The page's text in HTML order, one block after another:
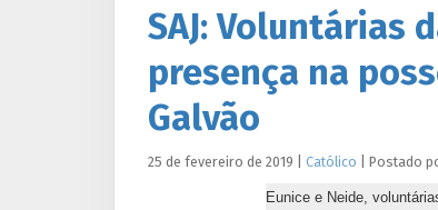
SAJ: Voluntárias
presença na
Galvão
25 de fevereiro de 2019 Católico Postado
Eunice e Neide,